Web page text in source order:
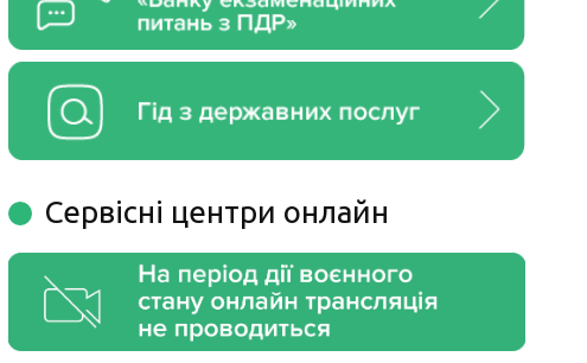
Сервiснi центри онлайн